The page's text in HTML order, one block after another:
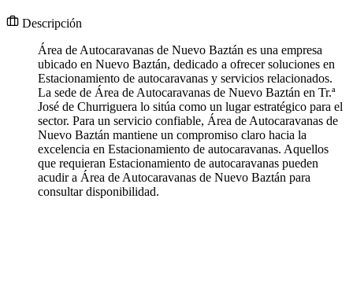
Descripción
Área de Autocaravanas de Nuevo Baztán es una empresa
ubicado en Nuevo Baztán, dedicado a ofrecer soluciones en
Estacionamiento de autocaravanas y servicios relacionados.
La sede de Área de Autocaravanas de Nuevo Baztán en Tr.ª
José de Churriguera lo sitúa como un lugar estratégico para el
sector. Para un servicio confiable, Área de Autocaravanas de
Nuevo Baztán mantiene un compromiso claro hacia la
excelencia en Estacionamiento de autocaravanas. Aquellos
que requieran Estacionamiento de autocaravanas pueden
acudir a Área de Autocaravanas de Nuevo Baztán para
consultar disponibilidad.